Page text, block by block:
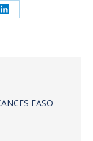
Share
FASO